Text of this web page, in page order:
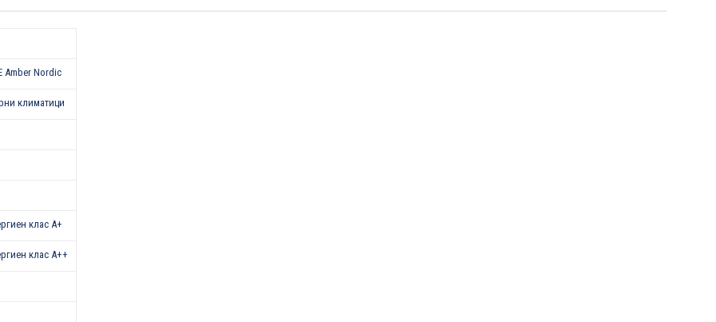
Amber Nordic
климатици
клас А+
клас А++